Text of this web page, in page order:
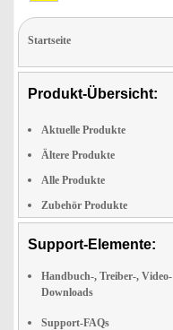
Startseite
Produkt-Übersicht:
Aktuelle Produkte
Ältere Produkte
Alle Produkte
Zubehör Produkte
Support-Elemente:
Handbuch-, Treiber-, Video-
Downloads
Support-FAQs